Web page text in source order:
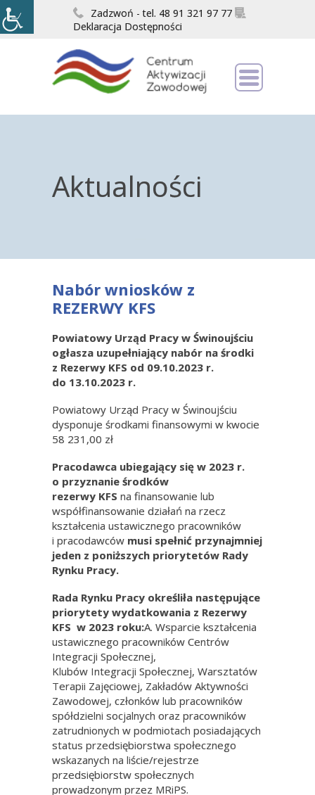
Zadzwoń - tel. 48 91 321 97 77
Deklaracja Dostępności
Aktualności
Nabór wniosków z
REZERWY KFS
Powiatowy Urząd Pracy w Świnoujściu
ogłasza uzupełniający nabór na środki
z Rezerwy KFS od 09.10.2023 r.
do 13.10.2023 r.
Powiatowy Urząd Pracy w Świnoujściu
dysponuje środkami finansowymi w kwocie
58 231,00 zł
Pracodawca ubiegający się w 2023 r.
o przyznanie środków
rezerwy KFS na finansowanie lub
współfinansowanie działań na rzecz
kształcenia ustawicznego pracowników
i pracodawców musi spełnić przynajmniej
jeden z poniższych priorytetów Rady
Rynku Pracy.
Rada Rynku Pracy określiła następujące
priorytety wydatkowania z Rezerwy
KFS w 2023 roku:A. Wsparcie kształcenia
ustawicznego pracowników Centrów
Integracji Społecznej,
Klubów Integracji Społecznej, Warsztatów
Terapii Zajęciowej, Zakładów Aktywności
Zawodowej, członków lub pracowników
spółdzielni socjalnych oraz pracowników
zatrudnionych w podmiotach posiadających
status przedsiębiorstwa społecznego
wskazanych na liście/rejestrze
przedsiębiorstw społecznych
prowadzonym przez MRiPS.